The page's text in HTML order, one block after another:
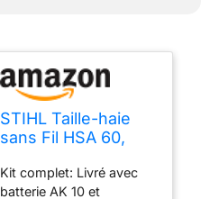
STIHL Taille-haie
sans Fil HSA 60,
Kit complet: Livré avec
batterie AK 10 et